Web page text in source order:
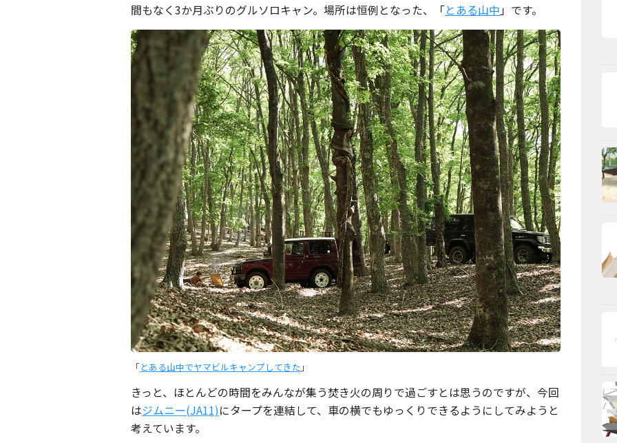
間もなく3か月ぶりのグルソロキャン。場所は恒例となった、「とある山中 」です。
「 とある山中でヤマビルキャンプしてきた 」
きっと、ほとんどの時間をみんなが集う焚き火の周りで過ごすとは思うのですが、今回
はジムニー(JA11)にタープを連結して、車の横でもゆっくりできるようにしてみようと
考えています。